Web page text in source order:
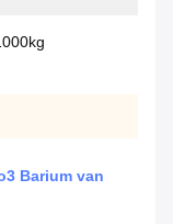
Barium van